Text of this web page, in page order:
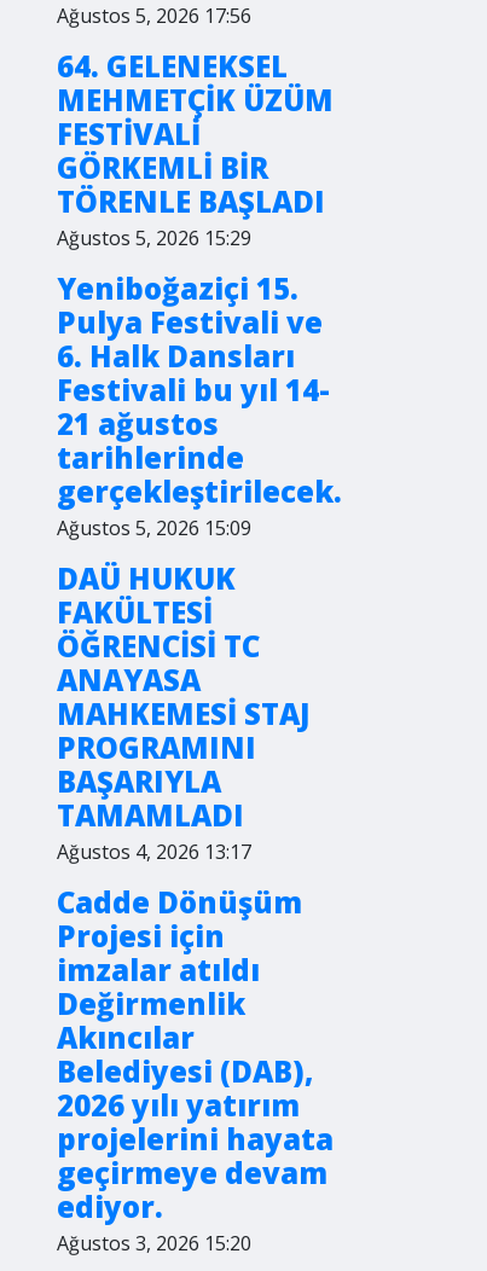
Ağustos 5, 2026 17:56
64. GELENEKSEL
MEHMETÇİK ÜZÜM
FESTİVALİ
GÖRKEMLİ BİR
TÖRENLE BAŞLADI
Ağustos 5, 2026 15:29
Yeniboğaziçi 15.
Pulya Festivali ve
6. Halk Dansları
Festivali bu yıl 14-
21 ağustos
tarihlerinde
gerçekleştirilecek.
Ağustos 5, 2026 15:09
DAÜ HUKUK
FAKÜLTESİ
ÖĞRENCİSİ TC
ANAYASA
MAHKEMESİ STAJ
PROGRAMINI
BAŞARIYLA
TAMAMLADI
Ağustos 4, 2026 13:17
Cadde Dönüşüm
Projesi için
imzalar atıldı
Değirmenlik
Akıncılar
Belediyesi (DAB),
2026 yılı yatırım
projelerini hayata
geçirmeye devam
ediyor.
Ağustos 3, 2026 15:20